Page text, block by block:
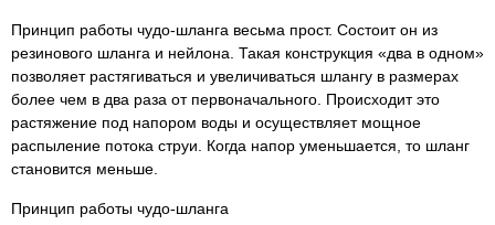
Принцип работы чудо-шланга весьма прост. Состоит он из
резинового шланга и нейлона. Такая конструкция «два в одном»
позволяет растягиваться и увеличиваться шлангу в размерах
более чем в два раза от первоначального. Происходит это
растяжение под напором воды и осуществляет мощное
распыление потока струи. Когда напор уменьшается, то шланг
становится меньше.
Принцип работы чудо-шланга